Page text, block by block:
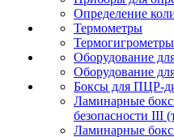
Определение
Термометры
Термогигрометры
Оборудование
Оборудование
Боксы для ПЦР-
Ламинарные
безопасности III
Ламинарные